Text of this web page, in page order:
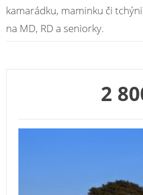
kamarádku, maminku či
na MD, RD a seniorky.
2